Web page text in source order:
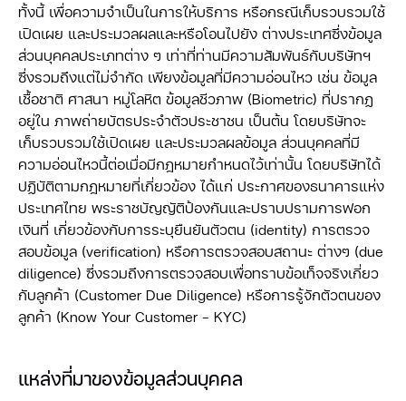
ทั้งนี้ เพื่อความจำเป็นในการให้บริการ หรือกรณีเก็บรวบรวมใช้
เปิดเผย และประมวลผลและหรือโอนไปยัง ต่างประเทศซึ่งข้อมูล
ส่วนบุคคลประเภทต่าง ๆ เท่าที่ท่านมีความสัมพันธ์กับบริษัทฯ
ซึ่งรวมถึงแต่ไม่จำกัด เพียงข้อมูลที่มีความอ่อนไหว เช่น ข้อมูล
เชื้อชาติ ศาสนา หมู่โลหิต ข้อมูลชีวภาพ (Biometric) ที่ปรากฏ
อยู่ใน ภาพถ่ายบัตรประจำตัวประชาชน เป็นต้น โดยบริษัทจะ
เก็บรวบรวมใช้เปิดเผย และประมวลผลข้อมูล ส่วนบุคคลที่มี
ความอ่อนไหวนี้ต่อเมื่อมีกฎหมายกำหนดไว้เท่านั้น โดยบริษัทได้
ปฏิบัติตามกฎหมายที่เกี่ยวข้อง ได้แก่ ประกาศของธนาคารแห่ง
ประเทศไทย พระราชบัญญัติป้องกันและปราบปรามการฟอก
เงินที่ เกี่ยวข้องกับการระบุยืนยันตัวตน (identity) การตรวจ
สอบข้อมูล (verification) หรือการตรวจสอบสถานะ ต่างๆ (due
diligence) ซึ่งรวมถึงการตรวจสอบเพื่อทราบข้อเท็จจริงเกี่ยว
กับลูกค้า (Customer Due Diligence) หรือการรู้จักตัวตนของ
ลูกค้า (Know Your Customer - KYC)
แหล่งที่มาของข้อมูลส่วนบุคคล